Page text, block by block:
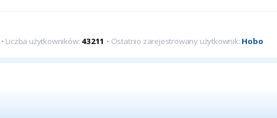
• Liczba użytkowników: 43211 • Ostatnio zarejestrowany użytkownik: Hobo